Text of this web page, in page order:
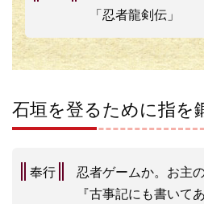
「忍者龍剣伝」
石垣を登るために指を
奉行
忍者ゲームか。お主
『古事記にも書いて